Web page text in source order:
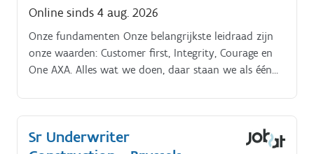
Online sinds 4 aug. 2026
Onze fundamenten Onze belangrijkste leidraad zijn
onze waarden: Customer first, Integrity, Courage en
One AXA. Alles wat we doen, daar staan we als één
Sr Underwriter